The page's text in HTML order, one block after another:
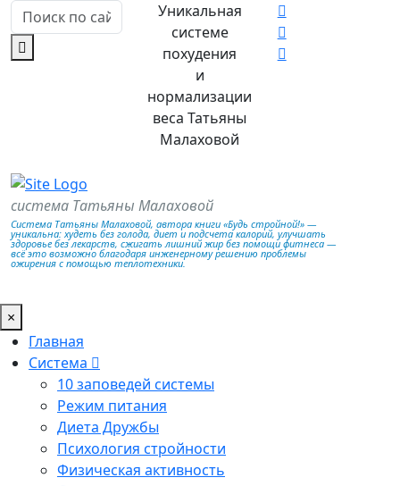
Уникальная
системе
похудения
и
нормализации
веса Татьяны
Малаховой
система Татьяны Малаховой
Система Татьяны Малаховой, автора книги «Будь стройной!» —
уникальна: худеть без голода, диет и подсчета калорий, улучшать
здоровье без лекарств, сжигать лишний жир без помощи фитнеса —
всё это возможно благодаря инженерному решению проблемы
ожирения с помощью теплотехники.
×
Главная
Система
10 заповедей системы
Режим питания
Диета Дружбы
Психология стройности
Физическая активность